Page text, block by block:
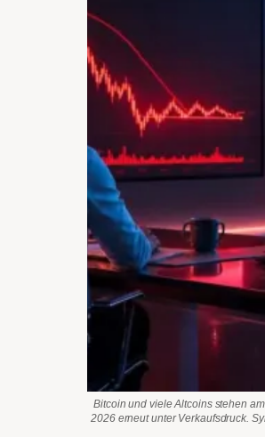
Bitcoin und viele Altcoins stehen
2026 erneut unter Verkaufsdruck.